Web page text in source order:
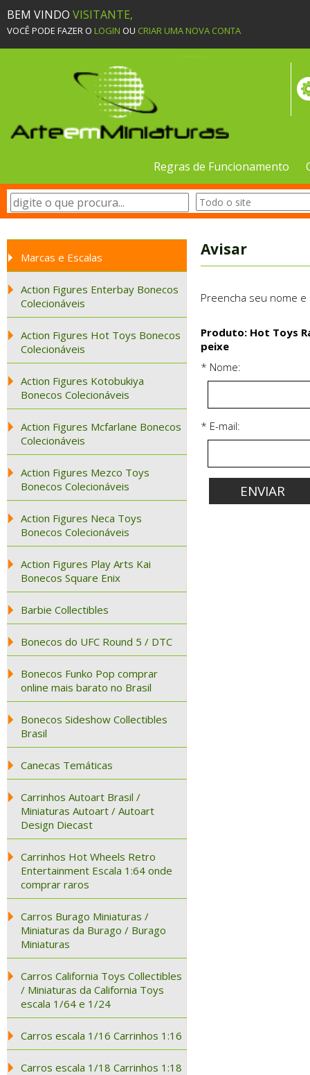
BEM VINDO VISITANTE,
VOCÊ PODE FAZER O LOGIN OU CRIAR UMA NOVA CONTA
Regras de Funcionamento
Marcas e Escalas
Action Figures Enterbay Bonecos
Colecionáveis
Action Figures Hot Toys Bonecos
Colecionáveis
Action Figures Kotobukiya
Bonecos Colecionáveis
Action Figures Mcfarlane Bonecos
Colecionáveis
Action Figures Mezco Toys
Bonecos Colecionáveis
Action Figures Neca Toys
Bonecos Colecionáveis
Action Figures Play Arts Kai
Bonecos Square Enix
Barbie Collectibles
Bonecos do UFC Round 5 / DTC
Bonecos Funko Pop comprar
online mais barato no Brasil
Bonecos Sideshow Collectibles
Brasil
Canecas Temáticas
Carrinhos Autoart Brasil /
Miniaturas Autoart / Autoart
Design Diecast
Carrinhos Hot Wheels Retro
Entertainment Escala 1:64 onde
comprar raros
Carros Burago Miniaturas /
Miniaturas da Burago / Burago
Miniaturas
Carros California Toys Collectibles
/ Miniaturas da California Toys
escala 1/64 e 1/24
Carros escala 1/16 Carrinhos 1:16
Carros escala 1/18 Carrinhos 1:18
Avisar
Preencha seu nome
Produto: Hot Toys
peixe
* Nome:
* E-mail: